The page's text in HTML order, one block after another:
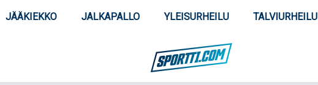
JÄÄKIEKKO JALKAPALLO YLEISURHEILU TALVIURHEILU